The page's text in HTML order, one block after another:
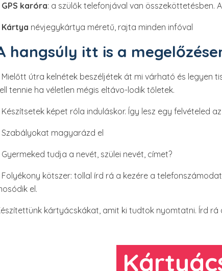
GPS karóra: a szülők telefonjával van összeköttetésben.
Kártya névjegykártya méretű, rajta minden infóval
hangsúly itt is a
Mielőtt útra kelnétek beszéljétek át mi várható és legyen
tennie ha véletlen mégis eltávo-lodik tőletek.
Készítsetek képet róla induláskor. Így lesz egy felvételed
Szabályokat magyarázd el
Gyermeked tudja a nevét, szülei nevét, címet?
Folyékony kötszer: tollal írd rá a kezére a
el.
kártyácskákat, amit ki tudtok nyomtatni. Írd